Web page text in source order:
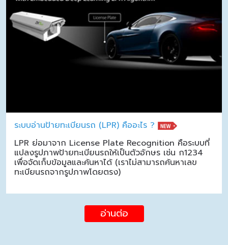
ระบบอ่านป้ายทะเบียนรถ (LPR) คืออะไร ?
LPR ย่อมาจาก License Plate Recognition คือระบบที่
แปลงรูปภาพป้ายทะเบียนรถให้เป็นตัวอักษร เช่น ก1234
เพื่อจัดเก็บข้อมูลและค้นหาได้ (เราไม่สามารถค้นหาเลข
ทะเบียนรถจากรูปภาพโดยตรง)
อ่านต่อ